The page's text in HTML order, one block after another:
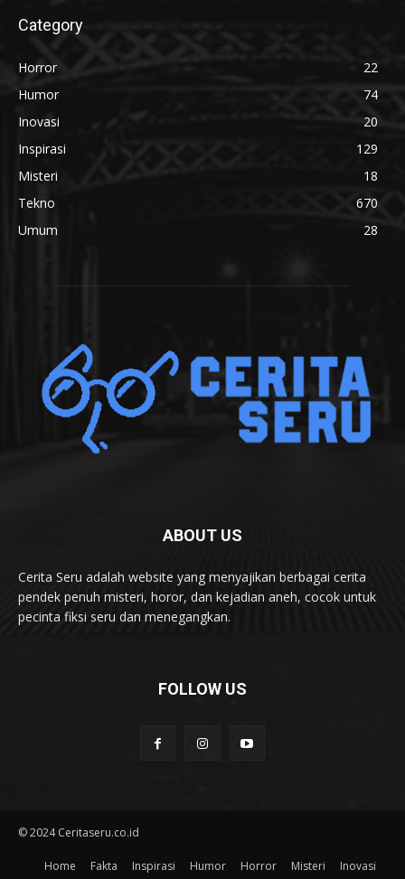
Category
Horror
22
Humor
74
Inovasi
20
Inspirasi
129
Misteri
18
Tekno
670
Umum
28
ABOUT US
Cerita Seru adalah website yang menyajikan berbagai cerita
pendek penuh misteri, horor, dan kejadian aneh, cocok untuk
pecinta fiksi seru dan menegangkan.
FOLLOW US
© 2024 Ceritaseru.co.id
Home Fakta Inspirasi Humor Horror Misteri Inovasi